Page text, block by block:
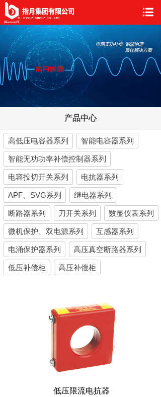
产品中心
高低压电容器系列 智能电容器系列
智能无功功率补偿控制器系列
电容投切开关系列 电抗器系列
APF、SVG系列 继电器系列
断路器系列 刀开关系列 数显仪表系列
微机保护、双电源系列 互感器系列
电涌保护器系列 高压真空断路器系列
低压补偿柜 高压补偿柜
低压限流电抗器